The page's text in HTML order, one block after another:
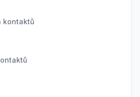
kontaktů